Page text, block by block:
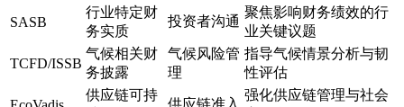
SASB
行业特定财
务实质
投资者沟通
聚焦影响财务绩效的行
业关键议题
TCFD/ISSB
气候相关财
务披露
气候风险管
理
指导气候情景分析与韧
性评估
供应链可持
强化供应链管理与社会